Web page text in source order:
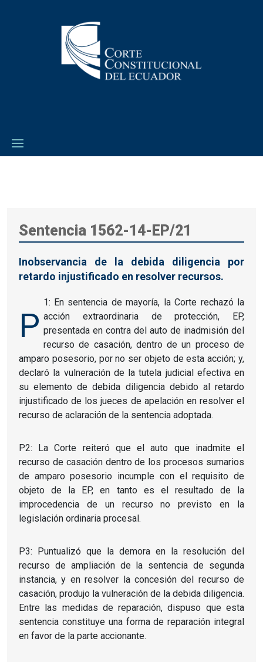
Sentencia 1562-14-EP/21
Inobservancia de la debida diligencia por
retardo injustificado en resolver recursos.
P
1: En sentencia de mayoría, la Corte rechazó la
acción extraordinaria de protección, EP,
presentada en contra del auto de inadmisión del
recurso de casación, dentro de un proceso de
amparo posesorio, por no ser objeto de esta acción; y,
declaró la vulneración de la tutela judicial efectiva en
su elemento de debida diligencia debido al retardo
injustificado de los jueces de apelación en resolver el
recurso de aclaración de la sentencia adoptada.
P2: La Corte reiteró que el auto que inadmite el
recurso de casación dentro de los procesos sumarios
de amparo posesorio incumple con el requisito de
objeto de la EP, en tanto es el resultado de la
improcedencia de un recurso no previsto en la
legislación ordinaria procesal.
P3: Puntualizó que la demora en la resolución del
recurso de ampliación de la sentencia de segunda
instancia, y en resolver la concesión del recurso de
casación, produjo la vulneración de la debida diligencia.
Entre las medidas de reparación, dispuso que esta
sentencia constituye una forma de reparación integral
en favor de la parte accionante.